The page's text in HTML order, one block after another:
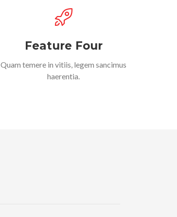
Feature Four
Quam temere in vitiis, legem sancimus
haerentia.